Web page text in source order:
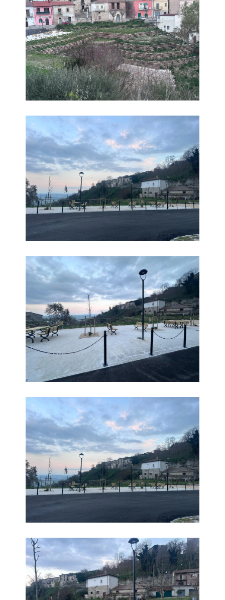
Parco
Parco
Parco
Parco